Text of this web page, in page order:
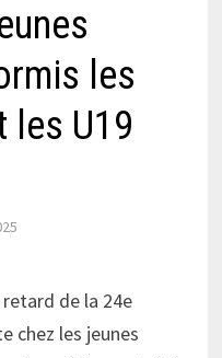
les
les U19
de la 24e
chez les jeunes